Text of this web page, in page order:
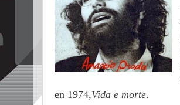
en 1974,Vida e morte.